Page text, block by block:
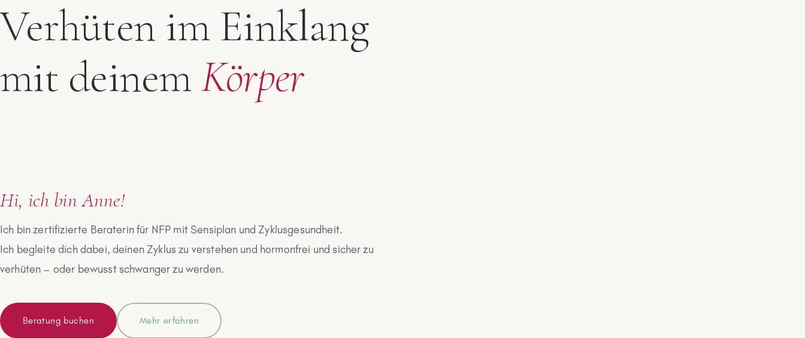
Verhüten im Einklang
mit deinemKörper
Hi, ich bin Anne!
Ich bin zertifizierte Beraterin für NFP mit Sensiplan und Zyklusgesundheit.
Ich begleite dich dabei, deinen Zyklus zu verstehen und hormonfrei und sicher zu
verhüten – oder bewusst schwanger zu werden.
Beratung buchen Mehr erfahren